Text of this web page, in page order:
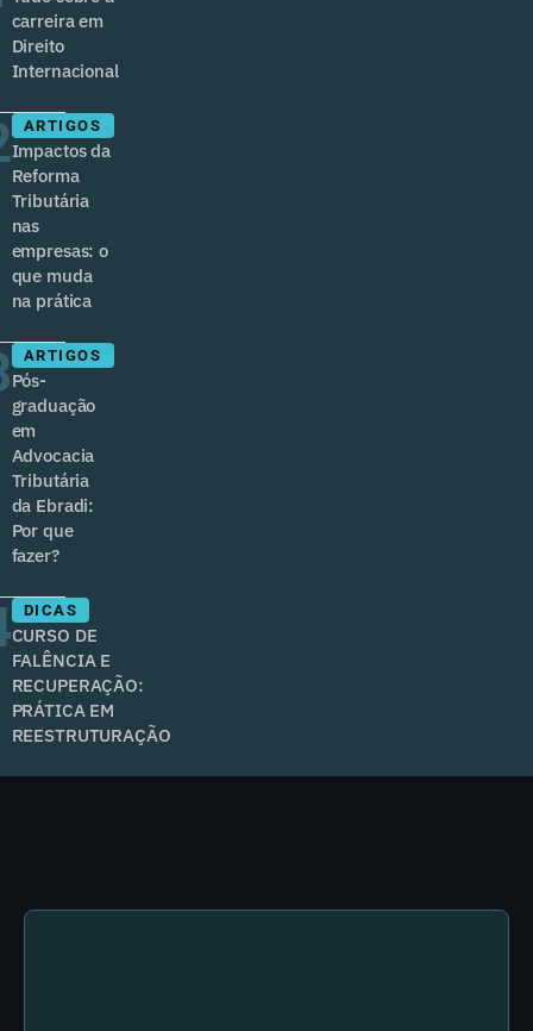
carreira em
Direito
Internacional
ARTIGOS
Impactos da
Reforma
Tributária
nas
empresas: o
que muda
na prática
ARTIGOS
Pós-
graduação
em
Advocacia
Tributária
da Ebradi:
Por que
fazer?
DICAS
CURSO DE
FALÊNCIA E
RECUPERAÇÃO:
PRÁTICA EM
REESTRUTURAÇÃO